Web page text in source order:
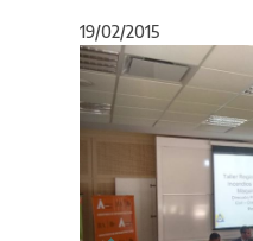
19/02/2015
Anterior